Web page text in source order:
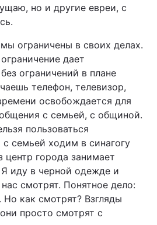
но и другие евреи, с
ограничены в своих делах.
дает
ограничений в плане
телефон, телевизор,
освобождается для
с семьей, с общиной.
пользоваться
семьей ходим в синагогу
города занимает
иду в черной одежде и
смотрят. Понятное дело:
как смотрят? Взгляды
просто смотрят с